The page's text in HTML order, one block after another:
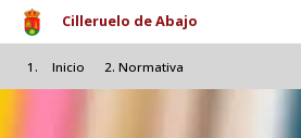
Pasar al contenido
Cilleruelo de Abajo
Inicio Normativa